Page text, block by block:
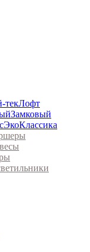
текЛофт
Замковый
ЭкоКлассика